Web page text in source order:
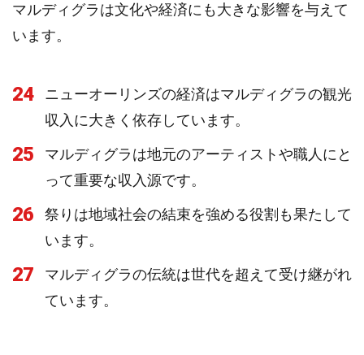
マルディグラは文化や経済にも大きな影響を与えて
います。
24
ニューオーリンズの経済はマルディグラの観光
収入に大きく依存しています。
25
マルディグラは地元のアーティストや職人にと
って重要な収入源です。
26
祭りは地域社会の結束を強める役割も果たして
います。
27
マルディグラの伝統は世代を超えて受け継がれ
ています。